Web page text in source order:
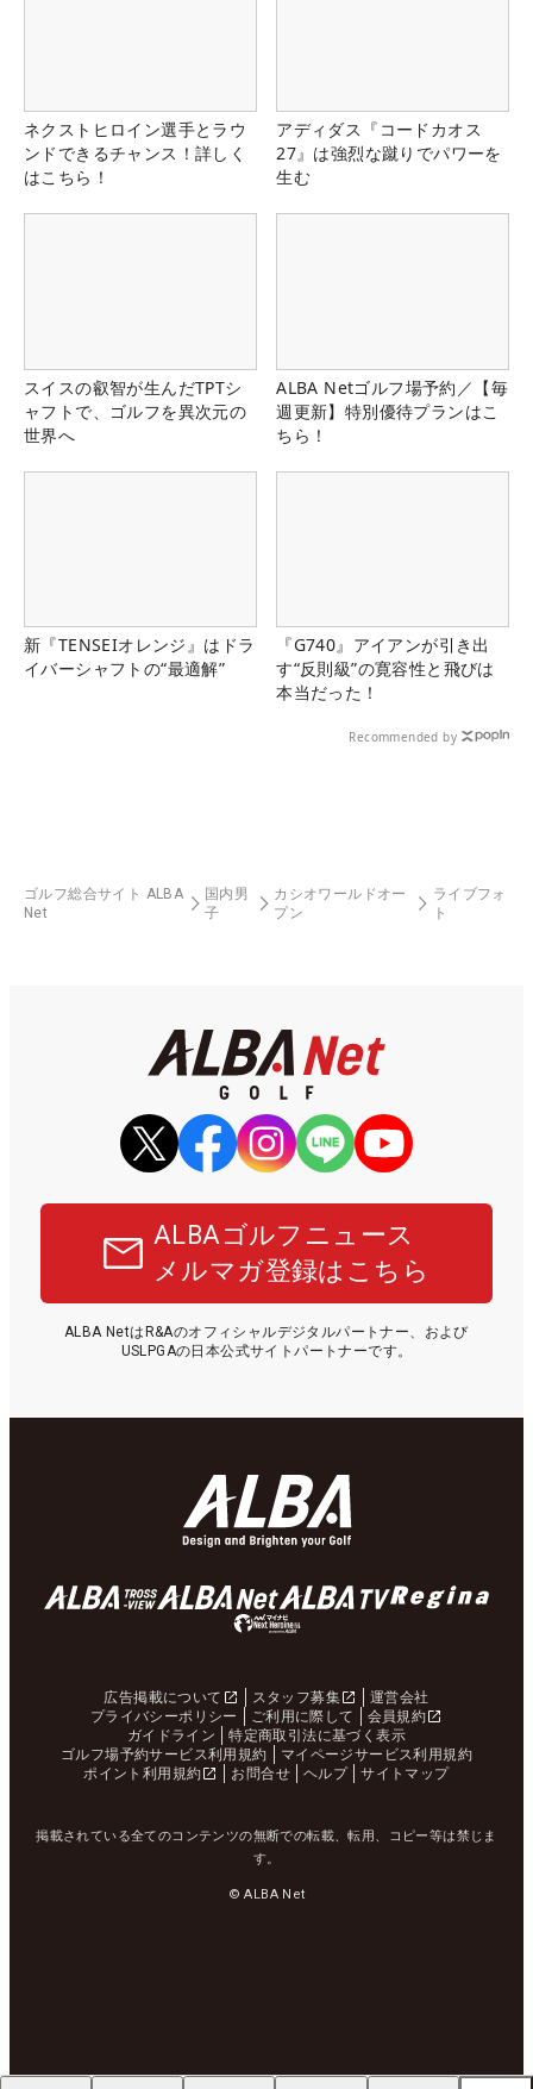
ネクストヒロイン選手とラウ
ンドできるチャンス！詳しく
はこちら！
アディダス『コードカオス
27』は強烈な蹴りでパワーを
生む
スイスの叡智が生んだTPTシ
ャフトで、ゴルフを異次元の
世界へ
ALBA Netゴルフ場予約／【毎
週更新】特別優待プランはこ
ちら！
新『TENSEIオレンジ』はドラ
イバーシャフトの“最適解”
『G740』アイアンが引き出
す“反則級”の寛容性と飛びは
本当だった！
Recommended by
ゴルフ総合サイト ALBA
Net
国内男
子
カシオワールドオー
プン
ライブフォ
ト
ALBAゴルフニュース
メルマガ登録はこちら
ALBA NetはR&Aのオフィシャルデジタルパートナー、および
USLPGAの日本公式サイトパートナーです。
広告掲載について スタッフ募集
運営会社
プライバシーポリシー
ご利用に際して
会員規約
ガイドライン
特定商取引法に基づく表示
ゴルフ場予約サービス利用規約
マイページサービス利用規約
ポイント利用規約
お問合せ ヘルプ サイトマップ
掲載されている全てのコンテンツの無断での転載、転用、コピー等は禁じま
す。
© ALBA Net